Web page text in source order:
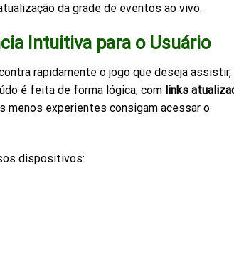
da grade de eventos ao vivo.
Intuitiva para o Usuário
rapidamente o jogo que deseja assistir,
é feita de forma lógica, com links
menos experientes consigam acessar o
dispositivos: